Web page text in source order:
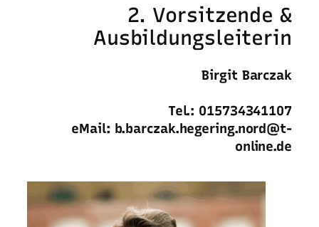
2. Vorsitzende &
Ausbildungsleiterin
Birgit Barczak
Tel.: 015734341107
eMail: b.barczak.hegering.nord@t-
online.de